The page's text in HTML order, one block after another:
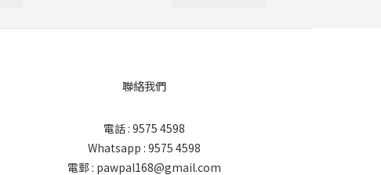
聯絡我們
電話 : 9575 4598
Whatsapp : 9575 4598
電郵 : pawpal168@gmail.com